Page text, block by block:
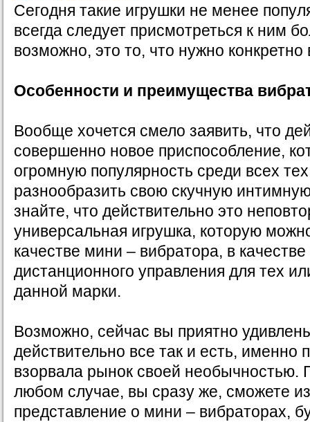
Сегодня такие игрушки не менее
всегда следует присмотреться к ним
возможно, это то, что нужно конкретно
Особенности и преимущества
Вообще хочется смело заявить, что
совершенно новое приспособление,
огромную популярность среди всех
разнообразить свою скучную
знайте, что действительно это
универсальная игрушка, которую
качестве мини – вибратора, в качестве
дистанционного управления для тех
данной марки.
Возможно, сейчас вы приятно
действительно все так и есть, именно
взорвала рынок своей необычностью.
любом случае, вы сразу же, сможете
представление о мини – вибраторах,